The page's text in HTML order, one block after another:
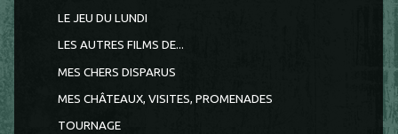
LE JEU DU LUNDI
LES AUTRES FILMS DE...
MES CHERS DISPARUS
MES CHÂTEAUX, VISITES, PROMENADES
TOURNAGE